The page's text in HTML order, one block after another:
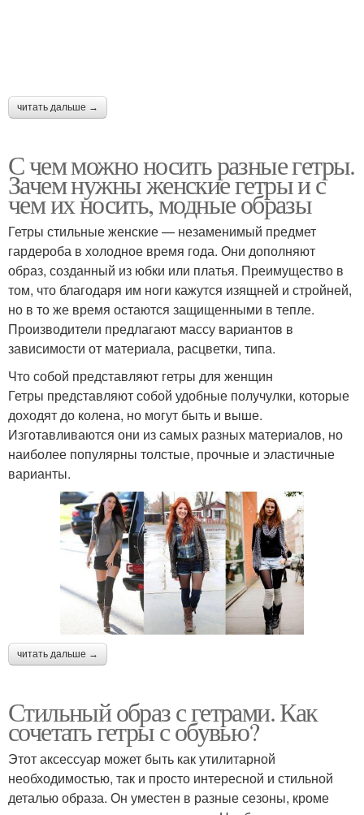
читать дальше →
С чем можно носить разные гетры.
Зачем нужны женские гетры и с
чем их носить, модные образы
Гетры стильные женские — незаменимый предмет
гардероба в холодное время года. Они дополняют
образ, созданный из юбки или платья. Преимущество в
том, что благодаря им ноги кажутся изящней и стройней,
но в то же время остаются защищенными в тепле.
Производители предлагают массу вариантов в
зависимости от материала, расцветки, типа.
Что собой представляют гетры для женщин
Гетры представляют собой удобные получулки, которые
доходят до колена, но могут быть и выше.
Изготавливаются они из самых разных материалов, но
наиболее популярны толстые, прочные и эластичные
варианты.
читать дальше →
Стильный образ с гетрами. Как
сочетать гетры с обувью?
Этот аксессуар может быть как утилитарной
необходимостью, так и просто интересной и стильной
деталью образа. Он уместен в разные сезоны, кроме